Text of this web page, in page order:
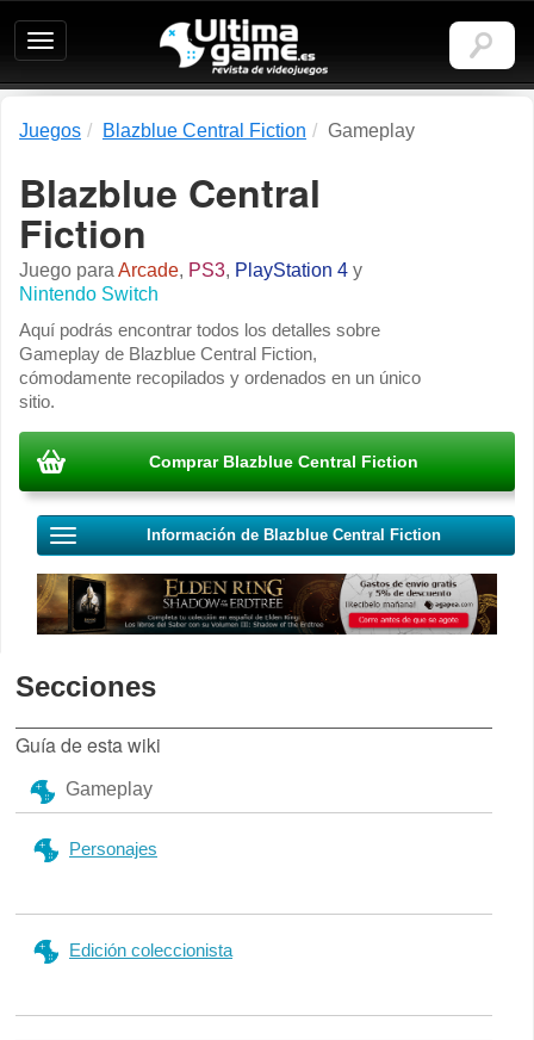
Ultimagame:
Revista
de
Juegos Blazblue Central Fiction Gameplay
Blazblue Central
Fiction
Juego para Arcade, PS3, PlayStation 4 y
Nintendo Switch
Aquí podrás encontrar todos los detalles sobre
Gameplay de Blazblue Central Fiction,
cómodamente recopilados y ordenados en un único
sitio.
Comprar Blazblue Central Fiction
Información de Blazblue Central Fiction
Secciones
Guía de esta wiki
Gameplay
Personajes
Edición coleccionista